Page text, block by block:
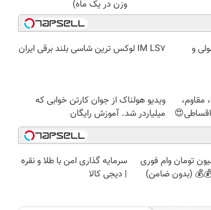
وزن در یک ماه)
و
IM LS7 لوکس ترین شاسی بلند برقی ایران
ویدیو هولناک از جوان کارتن خوابی که
میلیاردر شد. آموزش رایگان
میلیون تومان وام فوری
(بدون ضامن)
سرمایه گذاری امن با طلا و نقره
| دیجی کالا